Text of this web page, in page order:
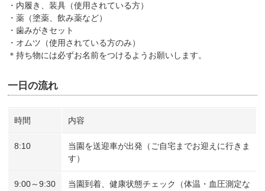
・内履き、装具（使用されている方）
・薬（塗薬、飲み薬など）
・歯みがきセット
・オムツ（使用されている方のみ）
＊持ち物には必ずお名前をつけるようお願いします。
一日の流れ
時間 内容
8:10
当園を送迎車が出発（ご自宅までお迎えに行きま
す）
9:00～9:30
当園到着、健康状態チェック（体温・血圧測定な